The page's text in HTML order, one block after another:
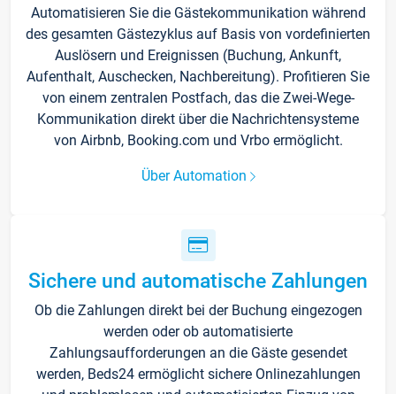
Automatisieren Sie die Gästekommunikation während
des gesamten Gästezyklus auf Basis von vordefinierten
Auslösern und Ereignissen (Buchung, Ankunft,
Aufenthalt, Auschecken, Nachbereitung). Profitieren Sie
von einem zentralen Postfach, das die Zwei-Wege-
Kommunikation direkt über die Nachrichtensysteme
von Airbnb, Booking.com und Vrbo ermöglicht.
Über Automation
Sichere und automatische Zahlungen
Ob die Zahlungen direkt bei der Buchung eingezogen
werden oder ob automatisierte
Zahlungsaufforderungen an die Gäste gesendet
werden, Beds24 ermöglicht sichere Onlinezahlungen